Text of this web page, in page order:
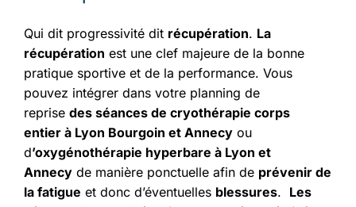
Qui dit progressivité dit récupération. La
récupération est une clef majeure de la bonne
pratique sportive et de la performance. Vous
pouvez intégrer dans votre planning de
reprise des séances de cryothérapie corps
entier à Lyon Bourgoin et Annecy ou
d’oxygénothérapie hyperbare à Lyon et
Annecy de manière ponctuelle afin de prévenir de
la fatigue et donc d’éventuelles blessures. Les